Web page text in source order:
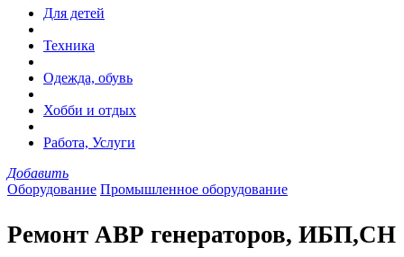
Для детей
Техника
Одежда, обувь
Хобби и отдых
Работа, Услуги
Добавить
Оборудование Промышленное оборудование
Ремонт АВР генераторов, ИБП,СН